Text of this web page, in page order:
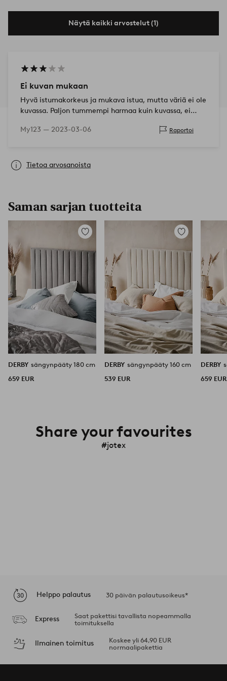
Näytä kaikki arvostelut (1)
Ei kuvan mukaan
Hyvä istumakorkeus ja mukava istua, mutta väriä ei ole
kuvassa. Paljon tummempi harmaa kuin kuvassa, ei
Oli jopa odottanut pare…
My123 — 2023-03-06 Raportoi
Tietoa arvosanoista
Saman sarjan tuotteita
Lisää
DERBY sängynpääty 180 cm
659 EUR
Lisää
DERBY sängynpääty 160 cm
539 EUR
DERBY
659 EUR
Share your favourites
#jotex
Helppo palautus 30 päivän palautusoikeus*
Express
Saat pakettisi tavallista nopeammalla
toimituksella
Ilmainen toimitus
Koskee yli 64,90 EUR
normaalipakettia